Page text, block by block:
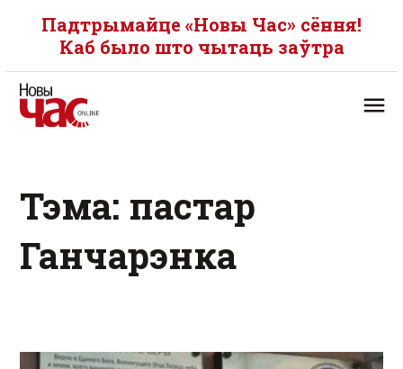
Падтрымайце «Новы Час» сёння!
Каб было што чытаць заўтра
Тэма: пастар
Ганчарэнка